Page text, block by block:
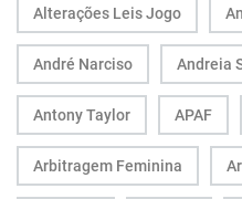
Alterações Leis Jogo
André Narciso Andreia
Antony Taylor APAF
Arbitragem Feminina